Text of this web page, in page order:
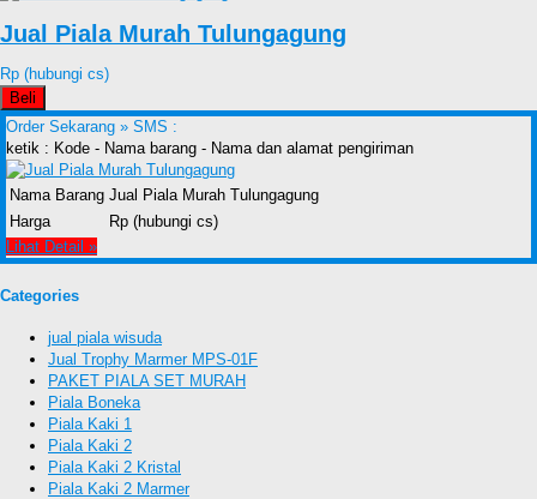
Jual Piala Murah Tulungagung
Rp (hubungi cs)
Beli
Order Sekarang » SMS :
ketik : Kode - Nama barang - Nama dan alamat pengiriman
Nama Barang Jual Piala Murah Tulungagung
Harga
Rp (hubungi cs)
Lihat Detail »
Categories
jual piala wisuda
Jual Trophy Marmer MPS-01F
PAKET PIALA SET MURAH
Piala Boneka
Piala Kaki 1
Piala Kaki 2
Piala Kaki 2 Kristal
Piala Kaki 2 Marmer